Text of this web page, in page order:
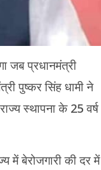
जब प्रधानमंत्री
पुष्कर सिंह धामी ने
स्थापना के 25 वर्ष
में बेरोजगारी की दर में